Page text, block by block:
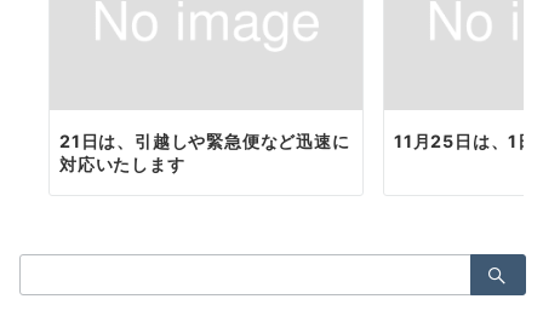
21日は、引越しや緊急便など迅速に
対応いたします
11月25日は、1日
索：